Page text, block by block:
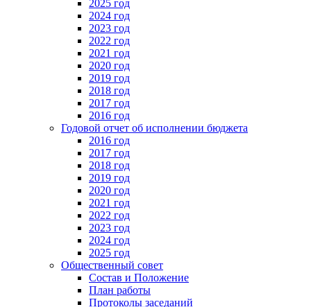
2025 год
2024 год
2023 год
2022 год
2021 год
2020 год
2019 год
2018 год
2017 год
2016 год
Годовой отчет об исполнении бюджета
2016 год
2017 год
2018 год
2019 год
2020 год
2021 год
2022 год
2023 год
2024 год
2025 год
Общественный совет
Состав и Положение
План работы
Протоколы заседаний